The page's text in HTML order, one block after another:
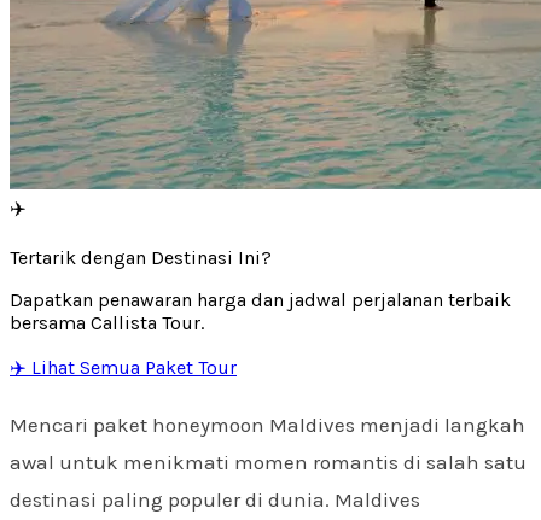
✈️
Tertarik dengan Destinasi Ini?
Dapatkan penawaran harga dan jadwal perjalanan terbaik
bersama Callista Tour.
✈️ Lihat Semua Paket Tour
Mencari paket honeymoon Maldives menjadi langkah
awal untuk menikmati momen romantis di salah satu
destinasi paling populer di dunia. Maldives